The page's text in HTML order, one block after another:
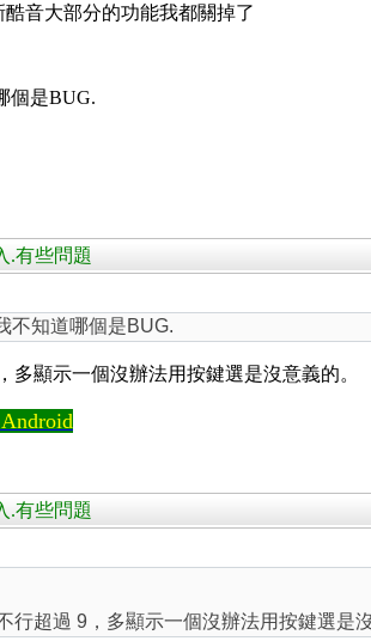
音大部分的功能我都關掉了
個是BUG.
.有些問題
不知道哪個是BUG.
多顯示一個沒辦法用按鍵選是沒意義的。
.有些問題
超過 9，多顯示一個沒辦法用按鍵選是沒